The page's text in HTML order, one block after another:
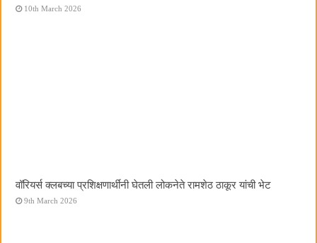
10th March 2026
वॉरियर्स क्लबच्या प्रशिक्षणार्थींनी घेतली लोकनेते रामशेठ ठाकूर यांची भेट
9th March 2026